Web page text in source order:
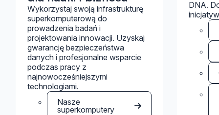
Wykorzystaj swoją infrastrukturę
superkomputerową do
prowadzenia badań i
projektowania innowacji. Uzyskaj
gwarancję bezpieczeństwa
danych i profesjonalne wsparcie
podczas pracy z
najnowocześniejszymi
technologiami.
Nasze
superkomputery
DNA.